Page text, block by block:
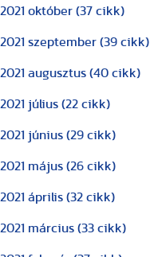
2021 október (37 cikk)
2021 szeptember (39 cikk)
2021 augusztus (40 cikk)
2021 július (22 cikk)
2021 június (29 cikk)
2021 május (26 cikk)
2021 április (32 cikk)
2021 március (33 cikk)